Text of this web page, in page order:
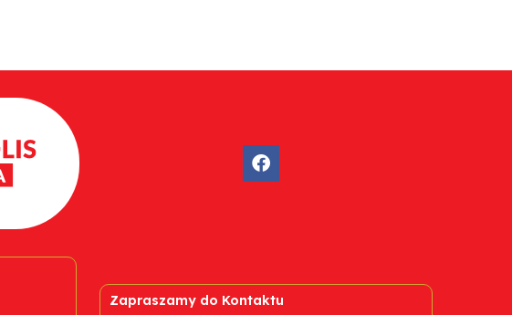
Zapraszamy do Kontaktu